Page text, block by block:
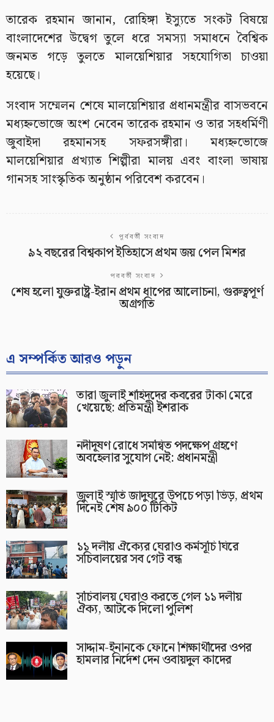
তারেক রহমান জানান, রোহিঙ্গা ইস্যুতে সংকট বিষয়ে
বাংলাদেশের উদ্বেগ তুলে ধরে সমস্যা সমাধনে বৈশ্বিক
জনমত গড়ে তুলতে মালয়েশিয়ার সহযোগিতা চাওয়া
হয়েছে।
সংবাদ সম্মেলন শেষে মালয়েশিয়ার প্রধানমন্ত্রীর বাসভবনে
মধ্যহ্নভোজে অংশ নেবেন তারেক রহমান ও তার সহধর্মিণী
জুবাইদা রহমানসহ সফরসঙ্গীরা। মধ্যহ্নভোজে
মালয়েশিয়ার প্রখ্যাত শিল্পীরা মালয় এবং বাংলা ভাষায়
গানসহ সাংস্কৃতিক অনুষ্ঠান পরিবেশ করবেন।
পূর্ববর্তী সংবাদ
৯২ বছরের বিশ্বকাপ ইতিহাসে প্রথম জয় পেল মিশর
পরবর্তী সংবাদ
শেষ হলো যুক্তরাষ্ট্র-ইরান প্রথম ধাপের আলোচনা, গুরুত্বপূর্ণ
অগ্রগতি
এ সম্পর্কিত আরও পড়ুন
তারা জুলাই শহিদদের কবরের টাকা মেরে
খেয়েছে: প্রতিমন্ত্রী ইশরাক
নদীদূষণ রোধে সমন্বিত পদক্ষেপ গ্রহণে
অবহেলার সুযোগ নেই: প্রধানমন্ত্রী
জুলাই স্মৃতি জাদুঘরে উপচে পড়া ভিড়, প্রথম
দিনেই শেষ ৯০০ টিকিট
১১ দলীয় ঐক্যের ঘেরাও কর্মসূচি ঘিরে
সচিবালয়ের সব গেট বন্ধ
সচিবালয় ঘেরাও করতে গেল ১১ দলীয়
ঐক্য, আটকে দিলো পুলিশ
সাদ্দাম-ইনানকে ফোনে শিক্ষার্থীদের ওপর
হামলার নির্দেশ দেন ওবায়দুল কাদের